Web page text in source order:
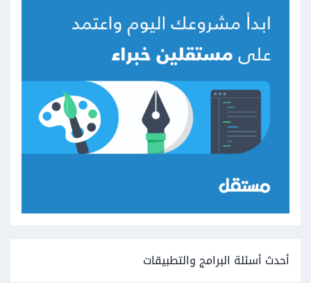
أحدث أسئلة البرامج والتطبيقات